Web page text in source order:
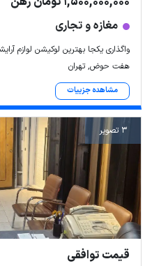
مغازه و تجاری
واگذاری یکجا بهترین لوکیشن لوازم
هفت حوض, تهران
مشاهده جزییات
3 تصویر
قیمت توافقی